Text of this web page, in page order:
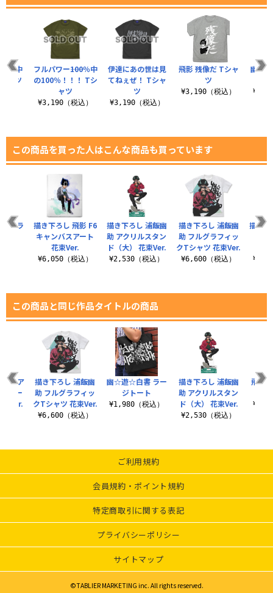
伊達にあの世は見
てねぇぜ！ Tシャ
ツ
¥3,190（税込）
飛影 残像だ Tシャ
ツ
¥3,190（税込）
幽☆
％中
ャツ
フルパワー――100％中
の100％！！！ Tシ
ャツ
¥3,190（税込）
この商品を買った人はこんな商品も買っています
描き下ろし 浦飯幽
助 アクリルスタン
ド（大） 花束Ver.
¥2,530（税込）
描き下ろし 浦飯幽
助 フルグラフィッ
クTシャツ 花束Ver.
¥6,600（税込）
描き下
カラ
描き下ろし 飛影 F6
キャンバスアート
花束Ver.
¥6,050（税込）
この商品と同じ作品タイトルの商品
幽☆遊☆白書 ラー
ジトート
¥1,980（税込）
描き下ろし 浦飯幽
助 アクリルスタン
ド（大） 花束Ver.
¥2,530（税込）
飛影
影 ア
キー
束Ver.
描き下ろし 浦飯幽
助 フルグラフィッ
クTシャツ 花束Ver.
¥6,600（税込）
ご利用規約
会員規約・ポイント規約
特定商取引に関する表記
プライバシーポリシー
サイトマップ
©TABLIER MARKETING inc. All rights reserved.